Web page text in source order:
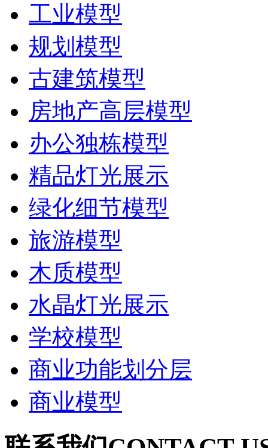
工业模型
规划模型
古建筑模型
房地产高层模型
办公独栋模型
精品灯光展示
绿化细节模型
旅游模型
木质模型
水晶灯光展示
学校模型
商业功能划分层
商业模型